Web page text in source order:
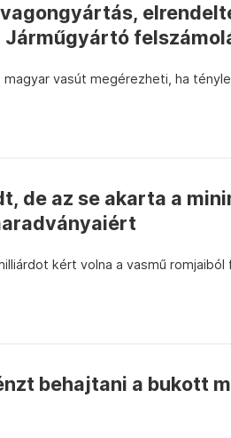
Járműgyártó
vasút megérezheti, ha
de az se akarta a
kért volna a vasmű
behajtani a bukott